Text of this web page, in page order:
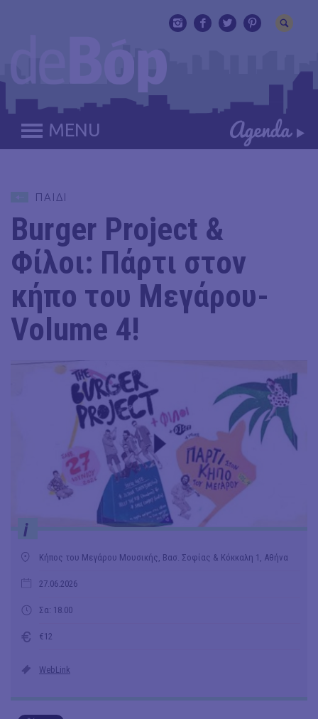
MENU
ΠΑΙΔΙ
Burger Project &
Φίλοι: Πάρτι στον
κήπο του Μεγάρου-
Volume 4!
i
Κήπος του Μεγάρου Μουσικής, Βασ. Σοφίας & Κόκκαλη 1, Αθήνα
27.06.2026
Σα: 18.00
€12
WebLink